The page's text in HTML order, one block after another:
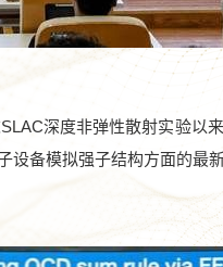
SLAC深度非弹性散射实验以
备模拟强子结构方面的最